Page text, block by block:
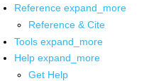
Reference expand_more
Reference & Cite
Tools expand_more
Help expand_more
Get Help